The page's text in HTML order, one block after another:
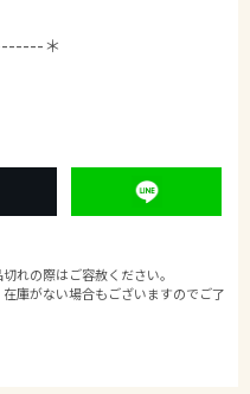
＊
れの際はご容赦ください。
庫がない場合もございますのでご了